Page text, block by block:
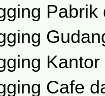
Pabrik
Cafe